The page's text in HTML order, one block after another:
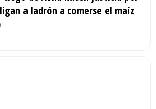
a ladrón a comerse el maíz